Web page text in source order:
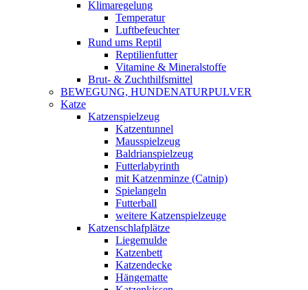
Klimaregelung
Temperatur
Luftbefeuchter
Rund ums Reptil
Reptilienfutter
Vitamine & Mineralstoffe
Brut- & Zuchthilfsmittel
BEWEGUNG, HUNDENATURPULVER
Katze
Katzenspielzeug
Katzentunnel
Mausspielzeug
Baldrianspielzeug
Futterlabyrinth
mit Katzenminze (Catnip)
Spielangeln
Futterball
weitere Katzenspielzeuge
Katzenschlafplätze
Liegemulde
Katzenbett
Katzendecke
Hängematte